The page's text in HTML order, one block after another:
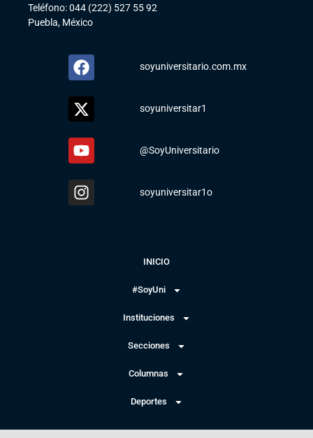
Teléfono: 044 (222) 527 55 92
Puebla, México
soyuniversitario.com.mx
soyuniversitar1
@SoyUniversitario
soyuniversitar1o
INICIO
#SoyUni
Instituciones
Secciones
Columnas
Deportes